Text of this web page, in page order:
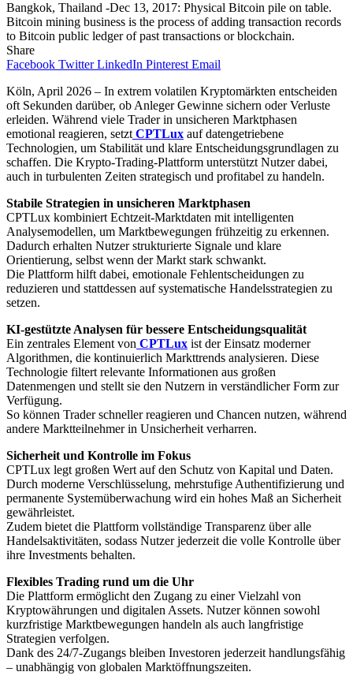
Bangkok, Thailand -Dec 13, 2017: Physical Bitcoin pile on table.
Bitcoin mining business is the process of adding transaction records
to Bitcoin public ledger of past transactions or blockchain.
Share
Facebook Twitter LinkedIn Pinterest Email
Köln, April 2026 – In extrem volatilen Kryptomärkten entscheiden
oft Sekunden darüber, ob Anleger Gewinne sichern oder Verluste
erleiden. Während viele Trader in unsicheren Marktphasen
emotional reagieren, setzt CPTLux auf datengetriebene
Technologien, um Stabilität und klare Entscheidungsgrundlagen zu
schaffen. Die Krypto-Trading-Plattform unterstützt Nutzer dabei,
auch in turbulenten Zeiten strategisch und profitabel zu handeln.
Stabile Strategien in unsicheren Marktphasen
CPTLux kombiniert Echtzeit-Marktdaten mit intelligenten
Analysemodellen, um Marktbewegungen frühzeitig zu erkennen.
Dadurch erhalten Nutzer strukturierte Signale und klare
Orientierung, selbst wenn der Markt stark schwankt.
Die Plattform hilft dabei, emotionale Fehlentscheidungen zu
reduzieren und stattdessen auf systematische Handelsstrategien zu
setzen.
KI-gestützte Analysen für bessere Entscheidungsqualität
Ein zentrales Element von CPTLux ist der Einsatz moderner
Algorithmen, die kontinuierlich Markttrends analysieren. Diese
Technologie filtert relevante Informationen aus großen
Datenmengen und stellt sie den Nutzern in verständlicher Form zur
Verfügung.
So können Trader schneller reagieren und Chancen nutzen, während
andere Marktteilnehmer in Unsicherheit verharren.
Sicherheit und Kontrolle im Fokus
CPTLux legt großen Wert auf den Schutz von Kapital und Daten.
Durch moderne Verschlüsselung, mehrstufige Authentifizierung und
permanente Systemüberwachung wird ein hohes Maß an Sicherheit
gewährleistet.
Zudem bietet die Plattform vollständige Transparenz über alle
Handelsaktivitäten, sodass Nutzer jederzeit die volle Kontrolle über
ihre Investments behalten.
Flexibles Trading rund um die Uhr
Die Plattform ermöglicht den Zugang zu einer Vielzahl von
Kryptowährungen und digitalen Assets. Nutzer können sowohl
kurzfristige Marktbewegungen handeln als auch langfristige
Strategien verfolgen.
Dank des 24/7-Zugangs bleiben Investoren jederzeit handlungsfähig
– unabhängig von globalen Marktöffnungszeiten.